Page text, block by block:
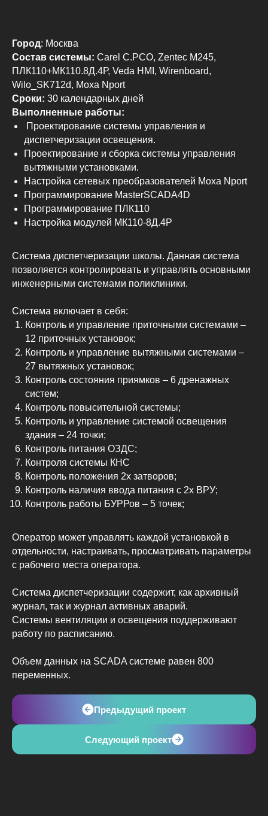
Город: Москва
Состав системы: Carel С.PCO, Zentec M245,
ПЛК110+МК110.8Д.4Р, Veda HMI, Wirenboard,
Wilo_SK712d, Moxa Nport
Сроки: 30 календарных дней
Выполненные работы:
Проектирование системы управления и
диспетчеризации освещения.
Проектирование и сборка системы управления
вытяжными установками.
Настройка сетевых преобразователей Moxa Nport
Программирование MasterSCADA4D
Программирование ПЛК110
Настройка модулей МК110-8Д.4Р
Система диспетчеризации школы. Данная система
позволяется контролировать и управлять основными
инженерными системами поликлиники.
Система включает в себя:
Контроль и управление приточными системами –
12 приточных установок;
Контроль и управление вытяжными системами –
27 вытяжных установок;
Контроль состояния приямков – 6 дренажных
систем;
Контроль повысительной системы;
Контроль и управление системой освещения
здания – 24 точки;
Контроль питания ОЗДС;
Контроля системы КНС
Контроль положения 2х затворов;
Контроль наличия ввода питания с 2х ВРУ;
Контроль работы БУРРов – 5 точек;
Оператор может управлять каждой установкой в
отдельности, настраивать, просматривать параметры
с рабочего места оператора.
Система диспетчеризации содержит, как архивный
журнал, так и журнал активных аварий.
Системы вентиляции и освещения поддерживают
работу по расписанию.
Объем данных на SCADA системе равен 800
переменных.
Предыдущий проект
Следующий проект